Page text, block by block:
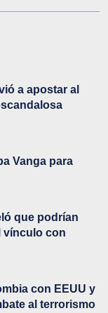
a apostar al
Vanga para
que podrían
vínculo con
con EEUU y
al terrorismo